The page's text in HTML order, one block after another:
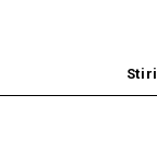
Stiri